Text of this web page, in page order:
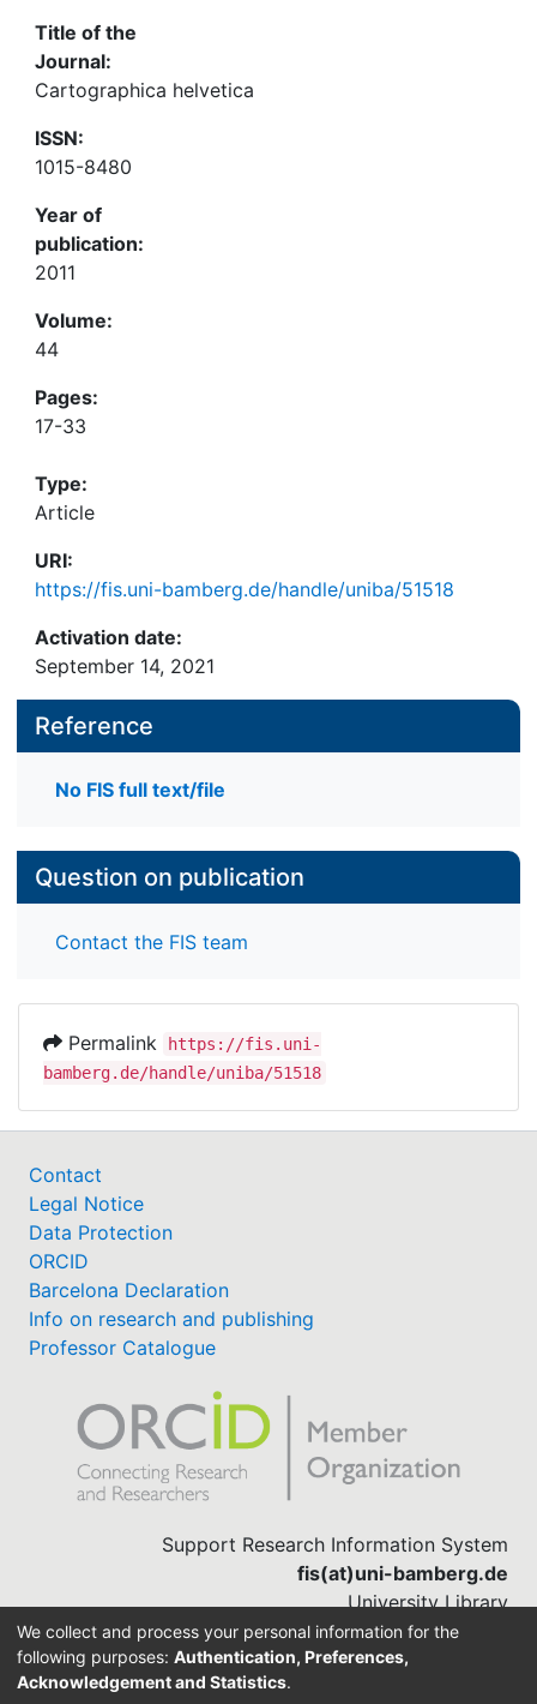
Title of the
Journal:
Cartographica helvetica
ISSN:
1015-8480
Year of
publication:
2011
Volume:
44
Pages:
17-33
Type:
Article
URI:
https://fis.uni-bamberg.de/handle/uniba/51518
Activation date:
September 14, 2021
Reference
No FIS full text/file
Question on publication
Contact the FIS team
Permalink
https://fis.uni-
bamberg.de/handle/uniba/51518
Contact
Legal Notice
Data Protection
ORCID
Barcelona Declaration
Info on research and publishing
Professor Catalogue
Support Research Information System
fis(at)uni-bamberg.de
University Library
(0951) 863-1568
We collect and process your personal information for the
following purposes: Authentication, Preferences,
Acknowledgement and Statistics.